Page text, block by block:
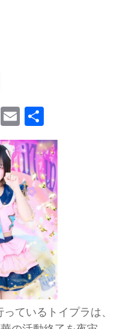
GmailEmail
有
ているトイプラは、